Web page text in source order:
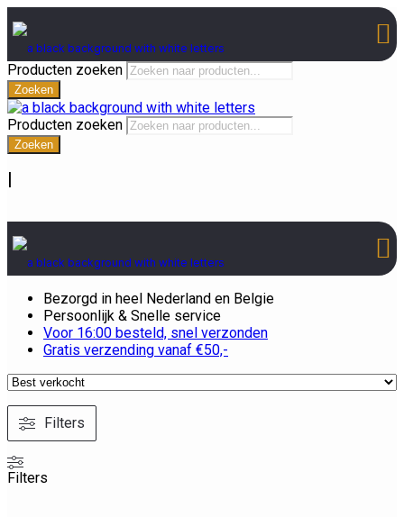
Producten zoeken
Zoeken
Producten zoeken
Zoeken
|
Bezorgd in heel Nederland en Belgie
Persoonlijk & Snelle service
Voor 16:00 besteld, snel verzonden
Gratis verzending vanaf €50,-
Filters
Filters